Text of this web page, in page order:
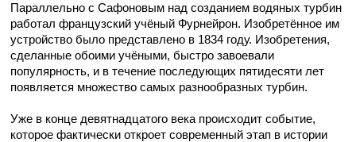
Параллельно с Сафоновым над созданием водяных турбин
работал французский учёный Фурнейрон. Изобретённое им
устройство было представлено в 1834 году. Изобретения,
сделанные обоими учёными, быстро завоевали
популярность, и в течение последующих пятидесяти лет
появляется множество самых разнообразных турбин.
Уже в конце девятнадцатого века происходит событие,
которое фактически откроет современный этап в истории